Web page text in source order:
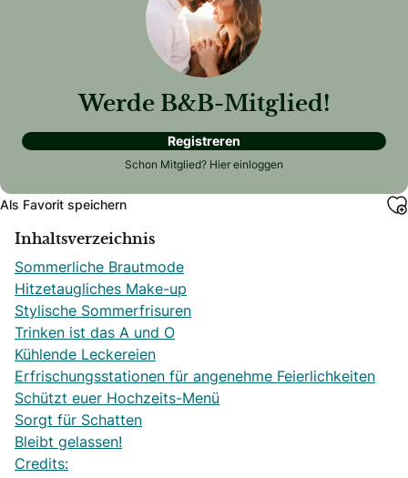
Werde B&B-Mitglied!
Registreren
Schon Mitglied? Hier einloggen
Als Favorit speichern
Inhaltsverzeichnis
Sommerliche Brautmode
Hitzetaugliches Make-up
Stylische Sommerfrisuren
Trinken ist das A und O
Kühlende Leckereien
Erfrischungsstationen für angenehme Feierlichkeiten
Schützt euer Hochzeits-Menü
Sorgt für Schatten
Bleibt gelassen!
Credits: